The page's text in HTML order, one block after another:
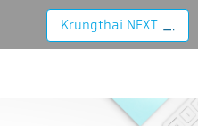
Krungthai NEXT